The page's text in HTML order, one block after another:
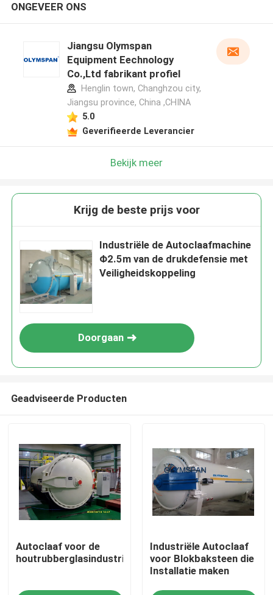
ONGEVEER ONS
Jiangsu Olymspan
Equipment Eechnology
Co.,Ltd fabrikant profiel
Henglin town, Changhzou city,
Jiangsu province, China ,CHINA
5.0
Geverifieerde Leverancier
Bekijk meer
Krijg de beste prijs voor
Industriële de Autoclaafmachine
Φ2.5m van de drukdefensie met
Veiligheidskoppeling
Doorgaan
Geadviseerde Producten
Autoclaaf voor de
houtrubberglasindustrie
Industriële Autoclaaf
voor Blokbaksteen die
Installatie maken